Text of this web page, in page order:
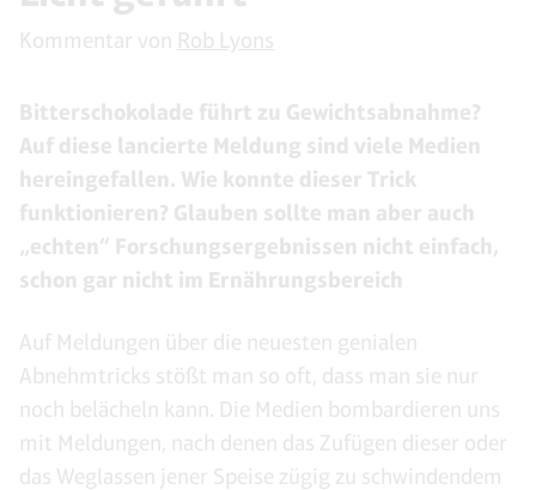
Kommentar von Rob Lyons
Bitterschokolade führt zu Gewichtsabnahme?
Auf diese lancierte Meldung sind viele Medien
hereingefallen. Wie konnte dieser Trick
funktionieren? Glauben sollte man aber auch
„echten“ Forschungsergebnissen nicht einfach,
schon gar nicht im Ernährungsbereich
Auf Meldungen über die neuesten genialen
Abnehmtricks stößt man so oft, dass man sie nur
noch belächeln kann. Die Medien bombardieren uns
mit Meldungen, nach denen das Zufügen dieser oder
das Weglassen jener Speise zügig zu schwindendem